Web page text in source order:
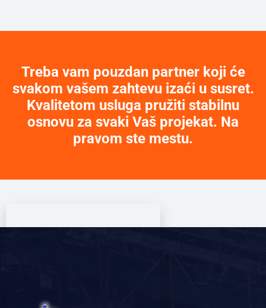
Treba vam pouzdan partner koji će
svakom vašem zahtevu izaći u susret.
Kvalitetom usluga pružiti stabilnu
osnovu za svaki Vaš projekat. Na
pravom ste mestu.